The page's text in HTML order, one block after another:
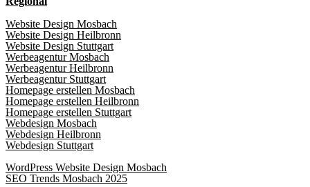
Website Design Mosbach
Website Design Heilbronn
Website Design Stuttgart
Werbeagentur Mosbach
Werbeagentur Heilbronn
Werbeagentur Stuttgart
Homepage erstellen Mosbach
Homepage erstellen Heilbronn
Homepage erstellen Stuttgart
Webdesign Mosbach
Webdesign Heilbronn
Webdesign Stuttgart
WordPress Website Design Mosbach
SEO Trends Mosbach 2025